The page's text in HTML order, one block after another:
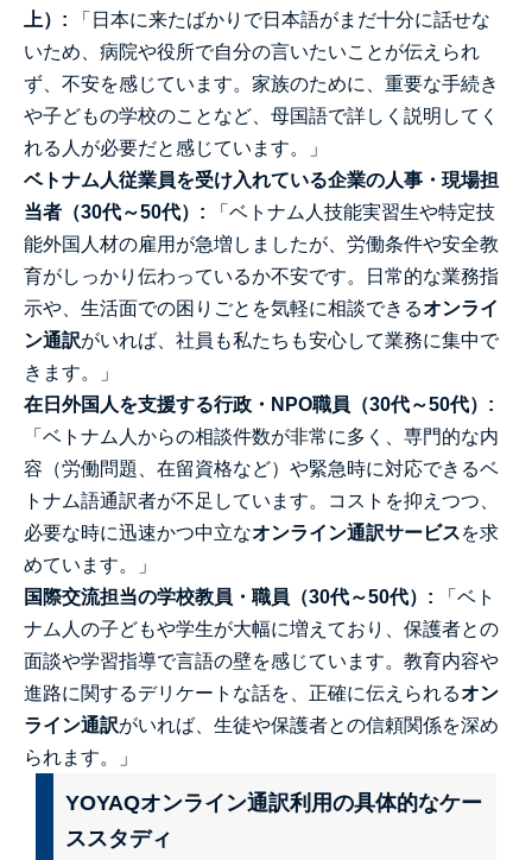
上）: 「日本に来たばかりで日本語がまだ十分に話せな
いため、病院や役所で自分の言いたいことが伝えられ
ず、不安を感じています。家族のために、重要な手続き
や子どもの学校のことなど、母国語で詳しく説明してく
れる人が必要だと感じています。」
ベトナム人従業員を受け入れている企業の人事・現場担
当者（30代～50代）: 「ベトナム人技能実習生や特定技
能外国人材の雇用が急増しましたが、労働条件や安全教
育がしっかり伝わっているか不安です。日常的な業務指
示や、生活面での困りごとを気軽に相談できるオンライ
ン通訳がいれば、社員も私たちも安心して業務に集中で
きます。」
在日外国人を支援する行政・NPO職員（30代～50代）:
「ベトナム人からの相談件数が非常に多く、専門的な内
容（労働問題、在留資格など）や緊急時に対応できるベ
トナム語通訳者が不足しています。コストを抑えつつ、
必要な時に迅速かつ中立なオンライン通訳サービスを求
めています。」
国際交流担当の学校教員・職員（30代～50代）: 「ベト
ナム人の子どもや学生が大幅に増えており、保護者との
面談や学習指導で言語の壁を感じています。教育内容や
進路に関するデリケートな話を、正確に伝えられるオン
ライン通訳がいれば、生徒や保護者との信頼関係を深め
られます。」
YOYAQオンライン通訳利用の具体的なケー
ススタディ